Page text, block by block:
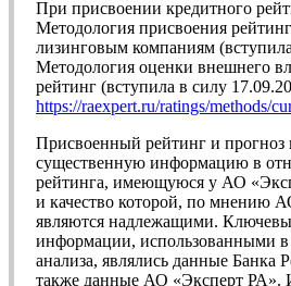
При присвоении кредитного
Методология присвоения
лизинговым компаниям
Методология оценки внешнего
рейтинг (вступила в силу
https://raexpert.ru/ratings/methods/
Присвоенный рейтинг и
существенную информацию в
рейтинга, имеющуюся у АО
и качество которой, по мнению
являются надлежащими.
информации, использованными в
анализа, являлись данные
также данные АО «Эксперт РА».